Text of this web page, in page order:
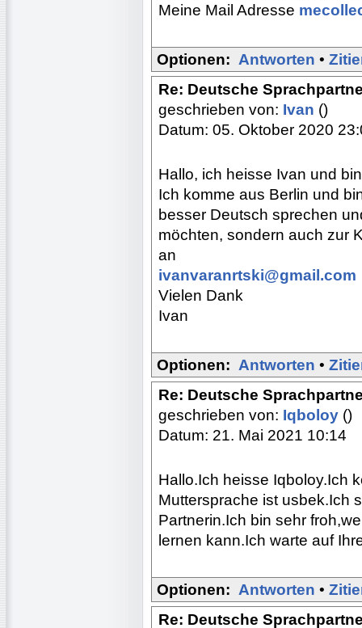
Meine Mail Adresse
Optionen: Antworten •
Re: Deutsche
geschrieben von: Ivan ()
Datum: 05. Oktober 2020
Hallo, ich heisse Ivan und
Ich komme aus Berlin und
besser Deutsch sprechen
möchten, sondern auch zur
an
ivanvaranrtski@gmail.com
Vielen Dank
Ivan
Optionen: Antworten •
Re: Deutsche
geschrieben von: Iqboloy ()
Datum: 21. Mai 2021 10:14
Hallo.Ich heisse Iqboloy.Ich
Muttersprache ist usbek.Ich
Partnerin.Ich bin sehr
lernen kann.Ich warte auf
Optionen: Antworten •
Re: Deutsche